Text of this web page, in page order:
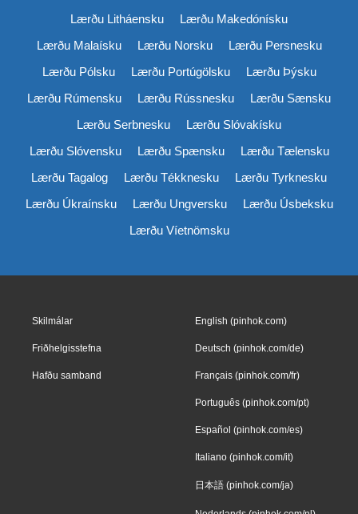
Lærðu Litháensku
Lærðu Makedónísku
Lærðu Malaísku
Lærðu Norsku
Lærðu Persnesku
Lærðu Pólsku
Lærðu Portúgölsku
Lærðu Þýsku
Lærðu Rúmensku
Lærðu Rússnesku
Lærðu Sænsku
Lærðu Serbnesku
Lærðu Slóvakísku
Lærðu Slóvensku
Lærðu Spænsku
Lærðu Tælensku
Lærðu Tagalog
Lærðu Tékknesku
Lærðu Tyrknesku
Lærðu Úkraínsku
Lærðu Ungversku
Lærðu Úsbeksku
Lærðu Víetnömsku
Skilmálar
Friðhelgisstefna
Hafðu samband
English (pinhok.com)
Deutsch (pinhok.com/de)
Français (pinhok.com/fr)
Português (pinhok.com/pt)
Español (pinhok.com/es)
Italiano (pinhok.com/it)
日本語 (pinhok.com/ja)